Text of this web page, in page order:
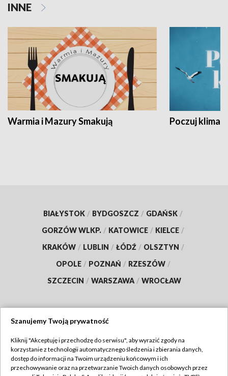
INNE
Warmia i Mazury Smakują Poczuj klimat
BIAŁYSTOK / BYDGOSZCZ / GDAŃSK /
GORZÓW WLKP. / KATOWICE / KIELCE /
KRAKÓW / LUBLIN / ŁÓDŹ / OLSZTYN /
OPOLE / POZNAŃ / RZESZÓW /
SZCZECIN / WARSZAWA / WROCŁAW
TVP
Abonament TVP
Regulamin TVP
Szanujemy Twoją prywatność
Kliknij "Akceptuję i przechodzę do serwisu", aby wyrazić zgody na
korzystanie z technologii automatycznego śledzenia i zbierania danych,
dostęp do informacji na Twoim urządzeniu końcowym i ich
przechowywanie oraz na przetwarzanie Twoich danych osobowych przez